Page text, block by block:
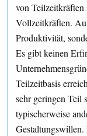
von Teilzeitkräften
Vollzeitkräften.
Produktivität,
Es gibt keinen
Teilzeitbasis
sehr geringen Teil
typischerweise